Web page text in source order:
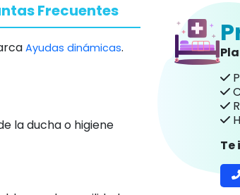
Te
Frecuentes
Ayudas dinámicas.
la ducha o higiene